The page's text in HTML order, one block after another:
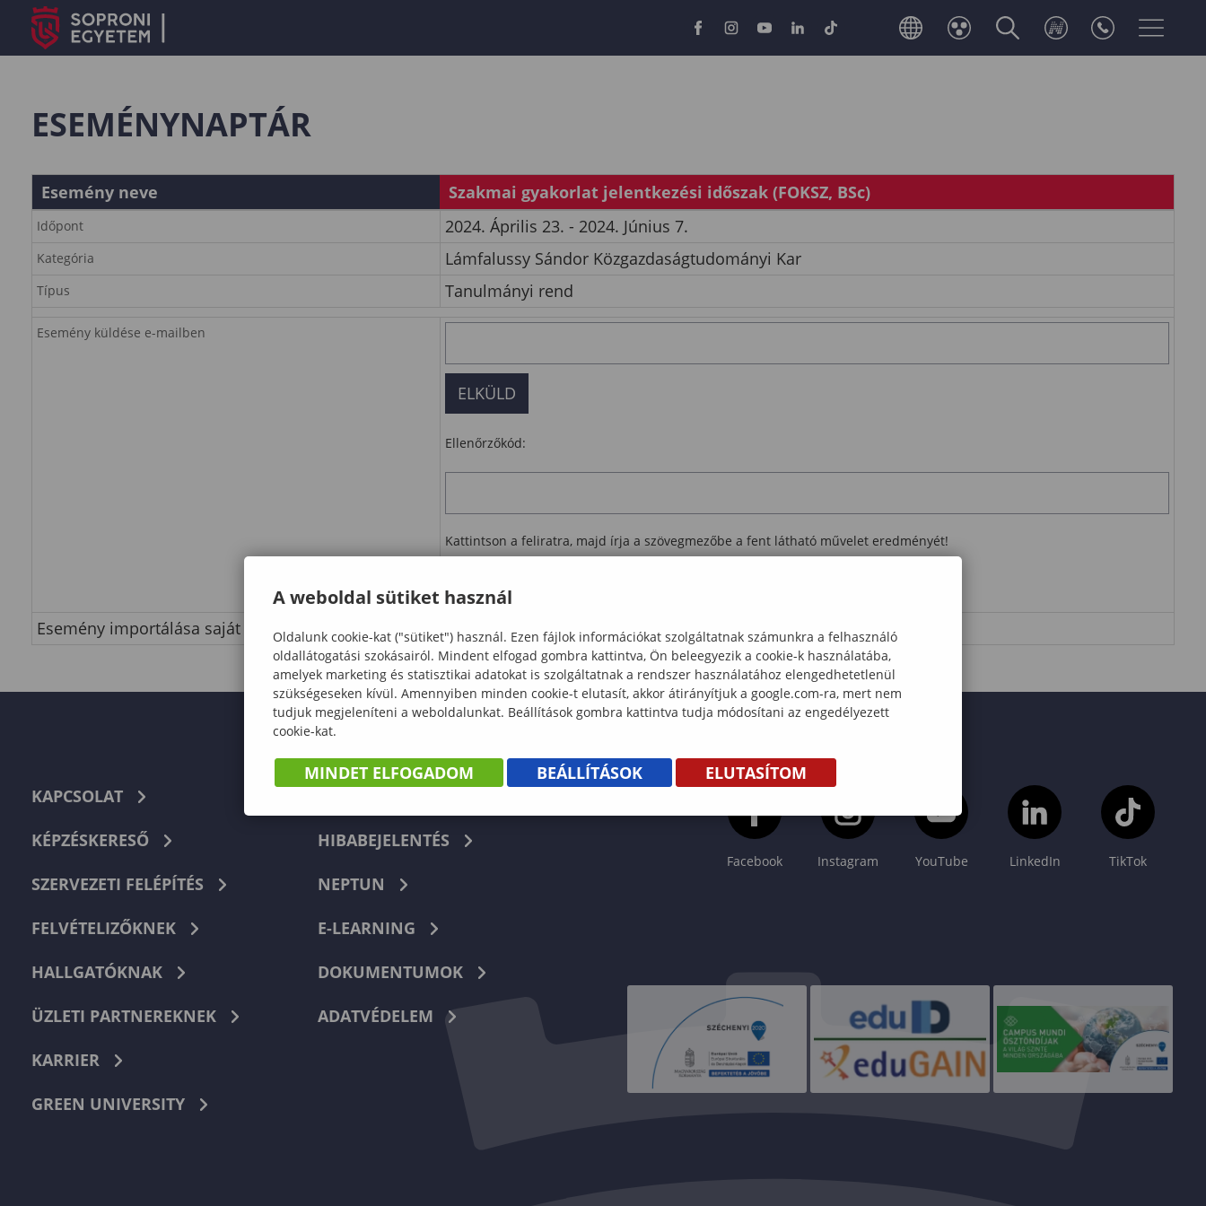
ESEMÉNYNAPTÁR
Esemény neve Szakmai gyakorlat jelentkezési időszak (FOKSZ, BSc)
Időpont 2024. Április 23. - 2024. Június 7.
Kategória Lámfalussy Sándor Közgazdaságtudományi Kar
Típus Tanulmányi rend
Esemény küldése e-mailben
Ellenőrzőkód:
Kattintson a feliratra, majd írja a szövegmezőbe a fent látható művelet eredményét!
Ellenőrzés
Esemény importálása saját naptárba
letöltés
KAPCSOLAT
KÉPZÉSKERESŐ
SZERVEZETI FELÉPÍTÉS
FELVÉTELIZŐKNEK
HALLGATÓKNAK
ÜZLETI PARTNEREKNEK
KARRIER
GREEN UNIVERSITY
HIBABEJELENTÉS
NEPTUN
E-LEARNING
DOKUMENTUMOK
ADATVÉDELEM
Facebook Instagram YouTube LinkedIn TikTok
A weboldal sütiket használ
Oldalunk cookie-kat ("sütiket") használ. Ezen fájlok információkat szolgáltatnak számunkra a felhasználó
oldallátogatási szokásairól. Mindent elfogad gombra kattintva, Ön beleegyezik a cookie-k használatába,
amelyek marketing és statisztikai adatokat is szolgáltatnak a rendszer használatához elengedhetetlenül
szükségeseken kívül. Amennyiben minden cookie-t elutasít, akkor átirányítjuk a google.com-ra, mert nem
tudjuk megjeleníteni a weboldalunkat. Beállítások gombra kattintva tudja módosítani az engedélyezett
cookie-kat.
MINDET ELFOGADOM BEÁLLÍTÁSOK ELUTASÍTOM